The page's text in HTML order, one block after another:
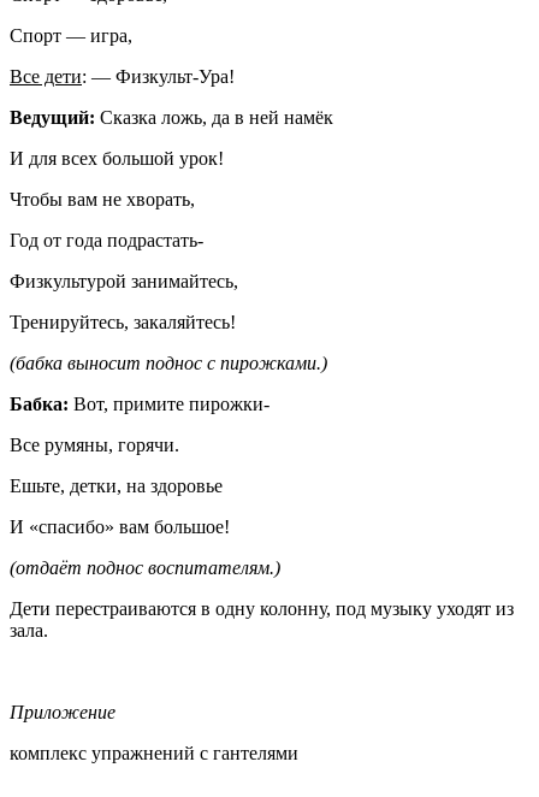
Спорт — игра,
Все дети: — Физкульт-Ура!
Ведущий: Сказка ложь, да в ней намёк
И для всех большой урок!
Чтобы вам не хворать,
Год от года подрастать-
Физкультурой занимайтесь,
Тренируйтесь, закаляйтесь!
(бабка выносит поднос с пирожками.)
Бабка: Вот, примите пирожки-
Все румяны, горячи.
Ешьте, детки, на здоровье
И «спасибо» вам большое!
(отдаёт поднос воспитателям.)
Дети перестраиваются в одну колонну, под музыку уходят из
зала.
Приложение
комплекс упражнений с гантелями